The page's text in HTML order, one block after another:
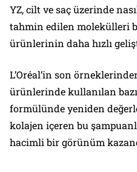
YZ, cilt ve saç üzerinde
tahmin edilen molekülleri
ürünlerinin daha hızlı
L’Oréal’in son
ürünlerinde kullanılan
formülünde yeniden
kolajen içeren bu
hacimli bir görünüm